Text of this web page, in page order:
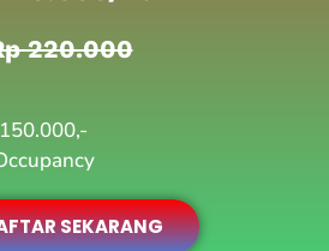
220.000
SEKARANG